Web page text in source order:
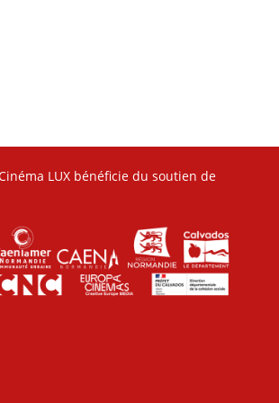
LUX bénéficie du soutien de